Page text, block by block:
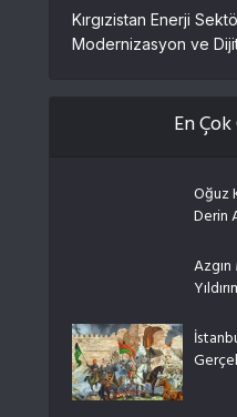
Kırgızistan Enerji
Modernizasyon ve
En
Oğuz
Derin